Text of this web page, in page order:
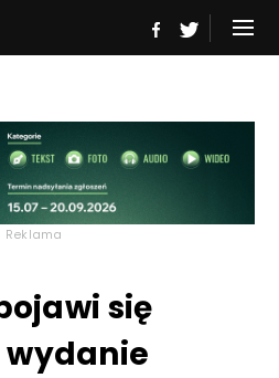
Reklama
się